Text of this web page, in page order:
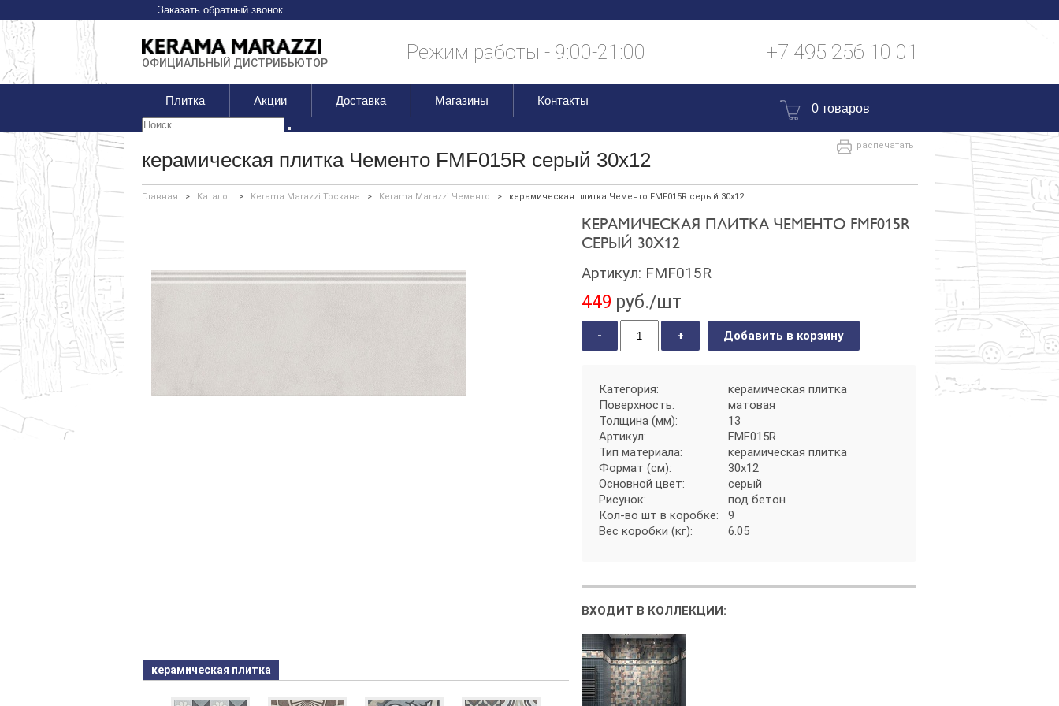
Заказать обратный звонок
ОФИЦИАЛЬНЫЙ ДИСТРИБЬЮТОР Режим работы - 9:00-21:00 +7 495 256 10 01
Плитка Акции Доставка Магазины Контакты
0 товаров
керамическая плитка Чементо FMF015R серый 30x12
распечатать
Главная > Каталог > Kerama Marazzi Тоскана > Kerama Marazzi Чементо > керамическая плитка Чементо FMF015R серый 30x12
керамическая плитка
КЕРАМИЧЕСКАЯ ПЛИТКА ЧЕМЕНТО FMF015R
СЕРЫЙ 30X12
Артикул: FMF015R
449 руб./шт
- + Добавить в корзину
Категория:
керамическая плитка
Поверхность:
матовая
Толщина (мм):
13
Артикул:
FMF015R
Тип материала:
керамическая плитка
Формат (см):
30x12
Основной цвет:
серый
Рисунок:
под бетон
Кол-во шт в коробке:
9
Вес коробки (кг):
6.05
ВХОДИТ В КОЛЛЕКЦИИ: